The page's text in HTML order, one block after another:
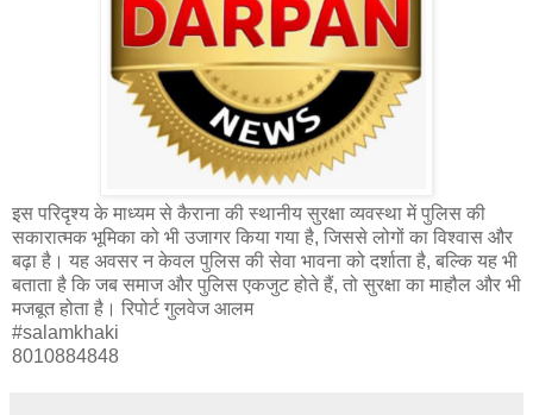
इस परिदृश्‍य के माध्यम से कैराना की स्थानीय सुरक्षा व्यवस्था में पुलिस की
सकारात्मक भूमिका को भी उजागर किया गया है, जिससे लोगों का विश्वास और
बढ़ा है। यह अवसर न केवल पुलिस की सेवा भावना को दर्शाता है, बल्कि यह भी
बताता है कि जब समाज और पुलिस एकजुट होते हैं, तो सुरक्षा का माहौल और भी
मजबूत होता है। रिपोर्ट गुलवेज आलम
#salamkhaki
8010884848